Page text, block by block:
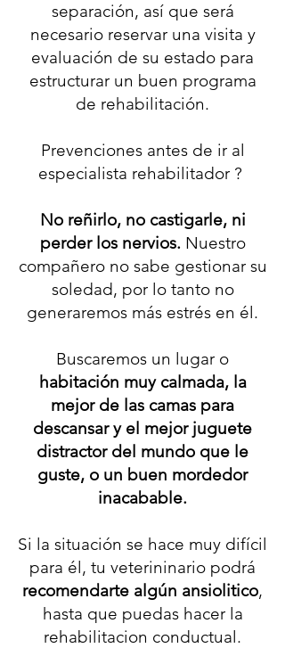
separación, así que será
necesario reservar una visita y
evaluación de su estado para
estructurar un buen programa
de rehabilitación.
Prevenciones antes de ir al
especialista rehabilitador ?
No reñirlo, no castigarle, ni
perder los nervios. Nuestro
compañero no sabe gestionar su
soledad, por lo tanto no
generaremos más estrés en él.
Buscaremos un lugar o
habitación muy calmada, la
mejor de las camas para
descansar y el mejor juguete
distractor del mundo que le
guste, o un buen mordedor
inacabable.
Si la situación se hace muy difícil
para él, tu veterininario podrá
recomendarte algún ansiolitico,
hasta que puedas hacer la
rehabilitacion conductual.